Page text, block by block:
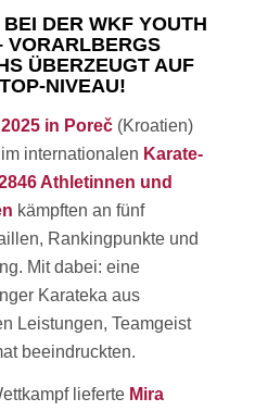
DER WKF YOUTH
VORARLBERGS
ÜBERZEUGT AUF
NIVEAU!
in Poreč(Kroatien)
internationalen Karate-
Athletinnen und
kämpften an fünf
Rankingpunkte und
Mit dabei: eine
Karateka aus
Leistungen, Teamgeist
beeindruckten.
lieferte Mira